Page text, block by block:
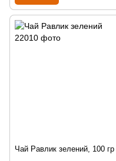
Чай Равлик зелений, 100 гр